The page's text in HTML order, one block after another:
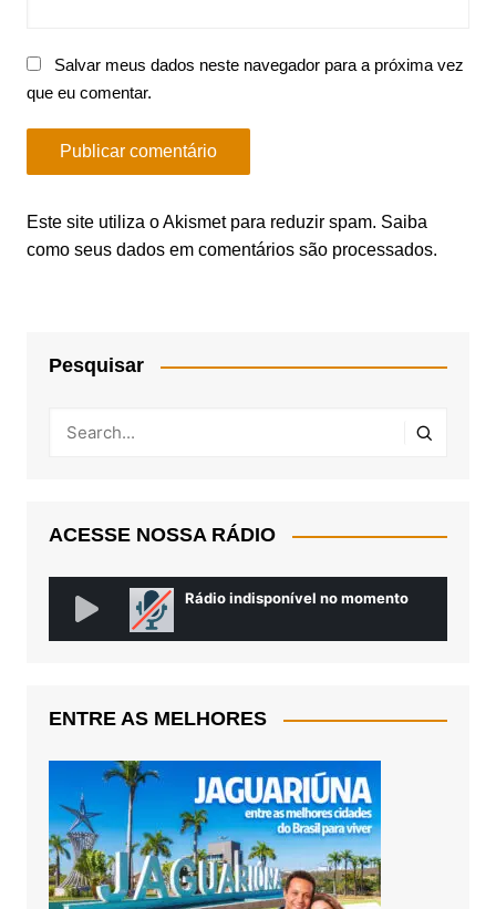
Salvar meus dados neste navegador para a próxima vez
que eu comentar.
Este site utiliza o Akismet para reduzir spam. Saiba
como seus dados em comentários são processados.
Pesquisar
ACESSE NOSSA RÁDIO
ENTRE AS MELHORES